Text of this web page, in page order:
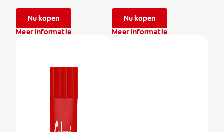
Nu kopen
Meer informatie
Nu kopen
Meer informatie